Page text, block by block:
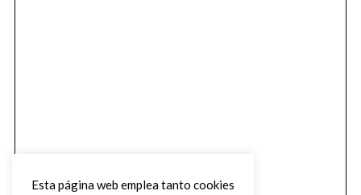
Esta página web emplea tanto cookies